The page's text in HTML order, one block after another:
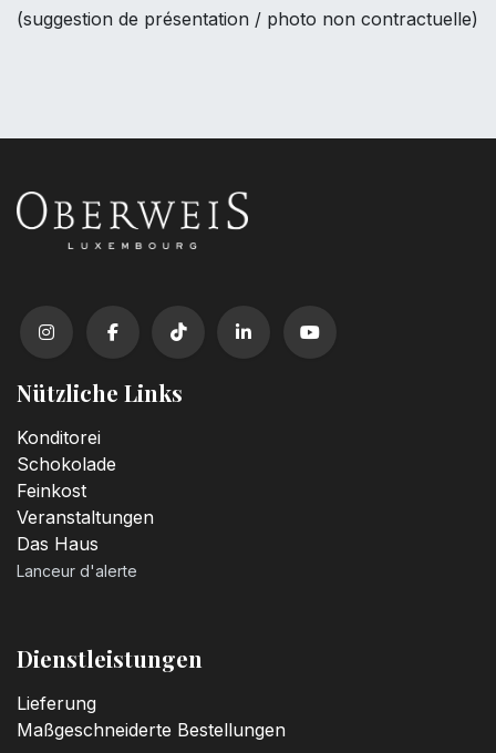
(suggestion de présentation / photo non contractuelle)
Nützliche Links
Konditorei
Schokolade
Feinkost
Veranstaltungen
Das Haus
Lanceur d'alerte
Dienstleistungen
Lieferung
Maßgeschneiderte Bestellungen